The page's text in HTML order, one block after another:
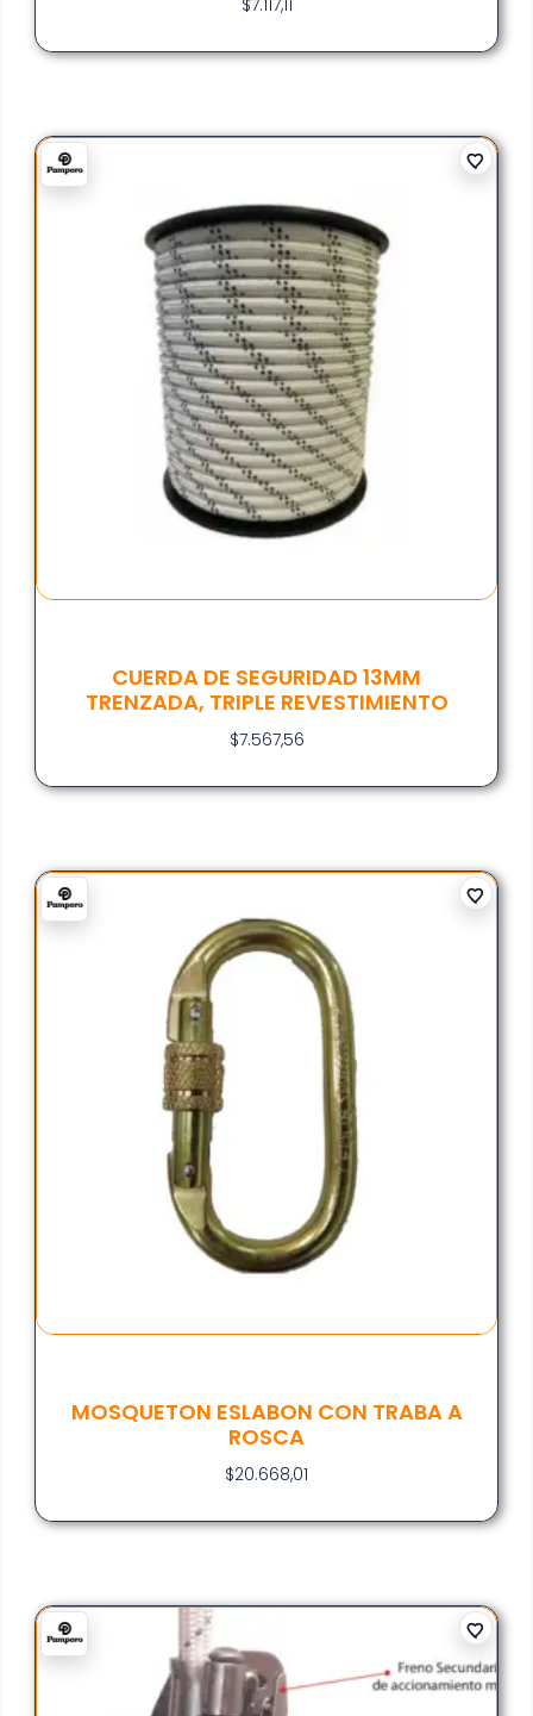
CUERDA DE SEGURIDAD 13MM
TRENZADA, TRIPLE REVESTIMIENTO
$7.567,56
MOSQUETON ESLABON CON TRABA A
ROSCA
$20.668,01